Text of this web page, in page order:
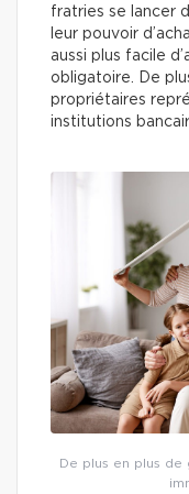
fratries se lancer
leur pouvoir
aussi plus facile
obligatoire. De
propriétaires
institutions
De plus en plus de